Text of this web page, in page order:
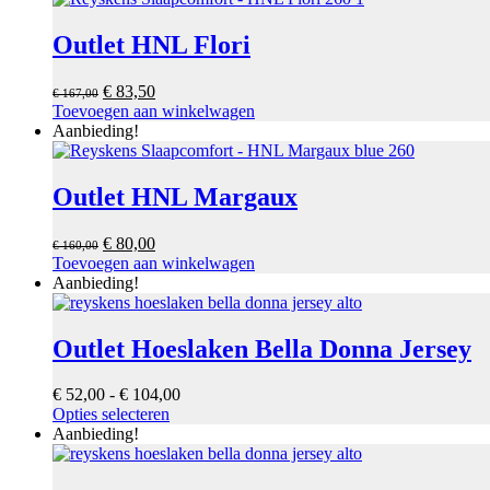
productpagina
Outlet HNL Flori
€167,00 Oorspronkelijke
prijs
was:
€ 167,00.
€ 83,50Huidige
prijs
€ 83,50.
Toevoegen aan winkelwagen
Aanbieding!
Outlet HNL Margaux
€160,00 Oorspronkelijke
prijs
was:
€ 160,00.
€ 80,00Huidige
prijs
€ 80,00.
Toevoegen aan winkelwagen
Aanbieding!
Outlet Hoeslaken Bella Donna Jersey
€ 52,00 - € 104,00Prijsklasse:
€ 104,00
Opties selecteren
heeft
Aanbieding!